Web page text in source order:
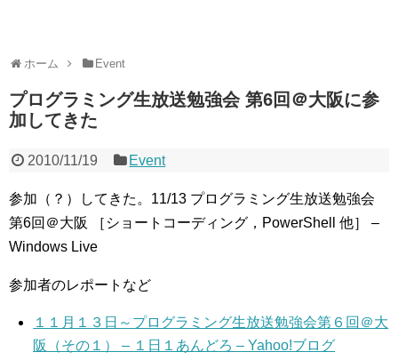
ホーム Event
プログラミング生放送勉強会 第6回＠大阪に参
加してきた
2010/11/19 Event
参加（？）してきた。11/13 プログラミング生放送勉強会
第6回＠大阪 ［ショートコーディング，PowerShell 他］ –
Windows Live
参加者のレポートなど
１１月１３日～プログラミング生放送勉強会第６回＠大
阪（その１） – １日１あんどろ – Yahoo!ブログ